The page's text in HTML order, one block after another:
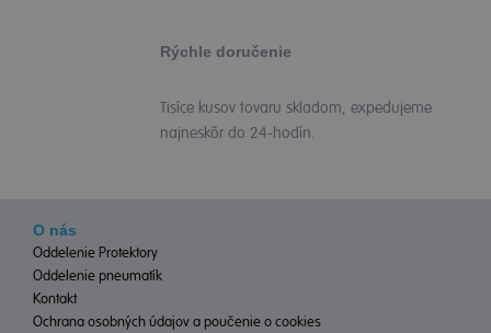
Rýchle doručenie
Tisíce kusov tovaru skladom, expedujeme
najneskôr do 24-hodín.
O nás
Oddelenie Protektory
Oddelenie pneumatík
Kontakt
Ochrana osobných údajov a poučenie o cookies